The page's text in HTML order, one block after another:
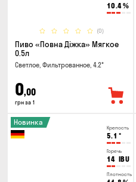
10.4%
(0)
Пиво «Повна Діжка» Мягкое
0.5л
Светлое, Фильтрованное, 4.2°
0,00
грн за 1
Крепость
5.1 °
Горечь
14 IBU
Плотность
Новинка